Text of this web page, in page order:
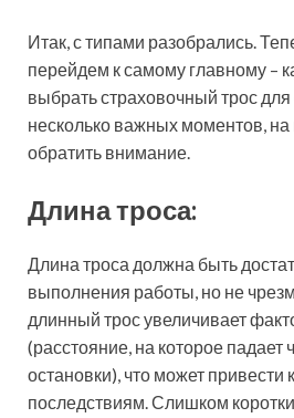
Итак, с типами разобрались.
перейдем к самому главному –
выбрать страховочный трос для
несколько важных моментов,
обратить внимание.
Длина троса:
Длина троса должна быть
выполнения работы, но не
длинный трос увеличивает
(расстояние, на которое падает
остановки), что может привести
последствиям. Слишком